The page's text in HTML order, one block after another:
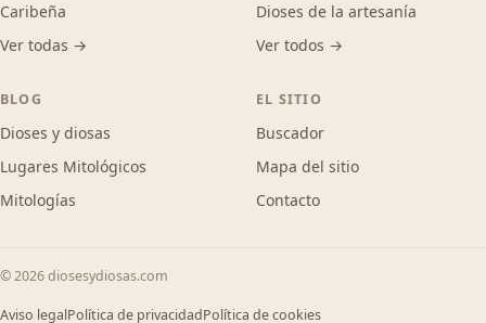
Caribeña
Ver todas →
Dioses de la artesanía
Ver todos →
BLOG
Dioses y diosas
Lugares Mitológicos
Mitologías
EL SITIO
Buscador
Mapa del sitio
Contacto
© 2026 diosesydiosas.com
Aviso legalPolítica de privacidadPolítica de cookies